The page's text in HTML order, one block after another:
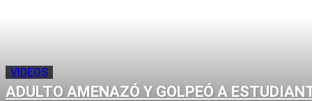
VIDEOS
ADULTO AMENAZÓ Y GOLPEÓ A